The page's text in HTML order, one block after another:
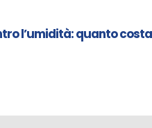
l’umidità: quanto costa